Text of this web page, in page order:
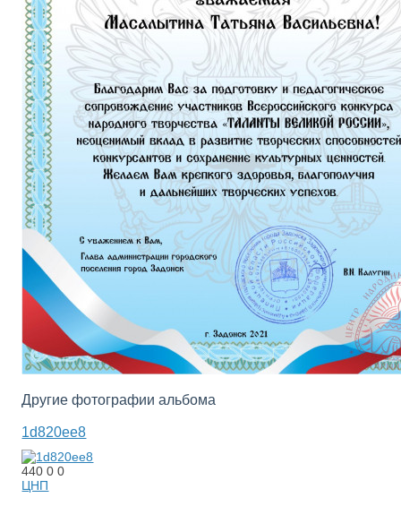
Другие фотографии альбома
1d820ee8
44000
ЦНП